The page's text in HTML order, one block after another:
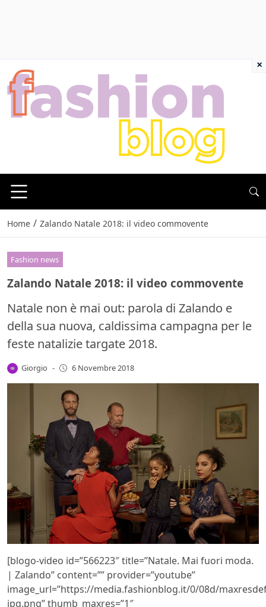
Home / Zalando Natale 2018: il video commovente
Fashion news
Zalando Natale 2018: il video commovente
Natale non è mai out: parola di Zalando e
della sua nuova, caldissima campagna per le
feste natalizie targate 2018.
Giorgio - 6 Novembre 2018
[blogo-video id=”566223″ title=”Natale. Mai fuori moda.
| Zalando” content=”” provider=”youtube”
image_url=”https://media.fashionblog.it/0/08d/
jpg.png” thumb_maxres=”1″
×